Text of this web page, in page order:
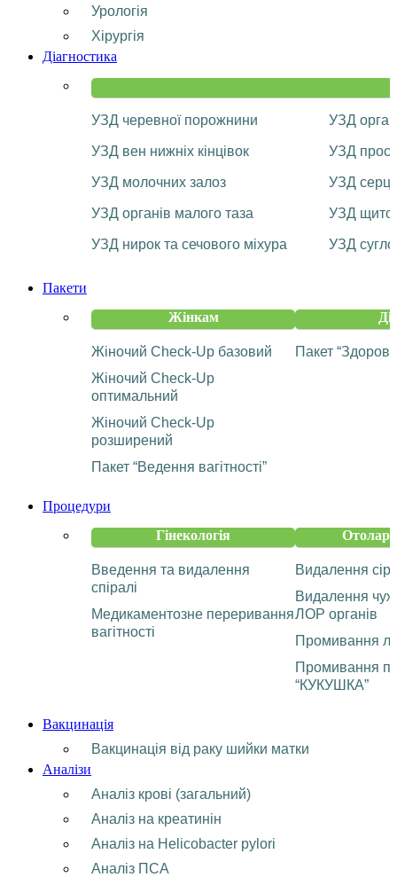
Урологія
Хірургія
Діагностика
УЗД черевної порожнини
УЗД вен нижніх кінцівок
УЗД молочних залоз
УЗД органів малого таза
УЗД нирок та сечового міхура
УЗД
УЗД
УЗД
УЗД
УЗД
Пакети
Жінкам
Жіночий Check-Up базовий
Жіночий Check-Up
оптимальний
Жіночий Check-Up
розширений
Пакет “Ведення вагітності”
Пакет
Процедури
Гінекологія
Введення та видалення
спіралі
Медикаментозне переривання
вагітності
Видалення
Видалення
ЛОР органів
Промивання
Промивання
“КУКУШКА”
Вакцинація
Вакцинація від раку шийки матки
Аналізи
Аналіз крові (загальний)
Аналіз на креатинін
Аналіз на Helicobacter pylori
Аналіз ПСА